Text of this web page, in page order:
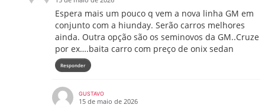
Espera mais um pouco q vem a nova linha GM em
conjunto com a hiunday. Serão carros melhores
ainda. Outra opção são os seminovos da GM..Cruze
por ex….baita carro com preço de onix sedan
Responder
GUSTAVO
15 de maio de 2026